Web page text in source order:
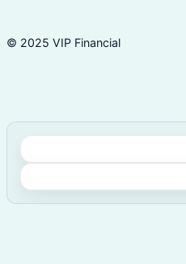
© 2025 VIP Financial